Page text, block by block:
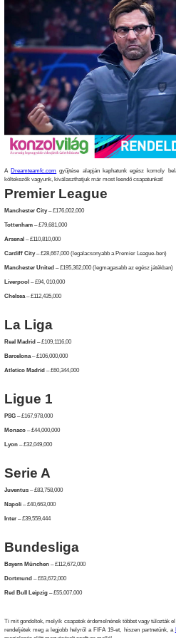
A Dreamteamfc.com gyűjtése alapján kaphatunk egész komoly
költekezők vagyunk, kiválaszthatjuk már most leendő csapatunkat!
Premier League
Manchester City– £176,002,000
Tottenham – £79,681,000
Arsenal – £110,810,000
Cardiff City– £28,667,000 (legalacsonyabb a Premier League-ben)
Manchester United – £195,362,000 (legmagasabb az egész játékban)
Liverpool – £94, 010,000
Chelsea– £112,435,000
La Liga
Real Madrid – £109,1116,00
Barcelona– £106,000,000
Atletico Madrid – £60,344,000
Ligue 1
PSG – £167,978,000
Monaco – £44,000,000
Lyon – £32,049,000
Serie A
Juventus – £83,758,000
Napoli – £40,663,000
Inter – £39,559,444
Bundesliga
Bayern München – £112,672,000
Dortmund – £63,672,000
Red Bull Leipzig – £55,007,000
Ti mit gondoltok, melyik csapatok érdemelnének többet vagy túlozták
rendeljétek meg a legjobb helyről a FIFA 19-et, hiszen partnetünk, a